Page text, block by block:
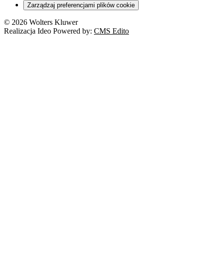
Zarządzaj preferencjami plików cookie
© 2026 Wolters Kluwer
Realizacja Ideo Powered by: CMS Edito